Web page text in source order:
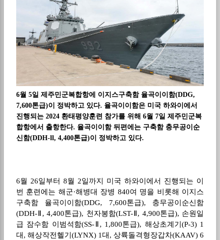
6월 5일 제주민군복합항에 이지스구축함 율곡이이함(DDG,
7,600톤급)이 정박하고 있다. 율곡이이함은 미국 하와이에서
진행되는 2024 환태평양훈련 참가를 위해 6월 7일 제주민군복
합항에서 출항한다. 율곡이이함 뒤편에는 구축함 충무공이순
신함(DDH-ll, 4,400톤급)이 정박하고 있다.
6월 26일부터 8월 2일까지 미국 하와이에서 진행되는 이
번 훈련에는 해군·해병대 장병 840여 명을 비롯해 이지스
구축함 율곡이이함(DDG, 7,600톤급), 충무공이순신함
(DDH-Ⅱ, 4,400톤급), 천자봉함(LST-Ⅱ, 4,900톤급), 손원일
급 잠수함 이범석함(SS-Ⅱ, 1,800톤급), 해상초계기 (P-3) 1
대 , 해상작전헬기 (LYNX) 1대 ,상륙돌격형장갑차(KAAV) 6